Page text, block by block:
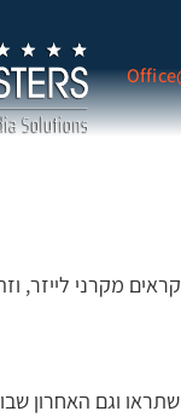
מקרני לייזר,
וגם האחרון שבו